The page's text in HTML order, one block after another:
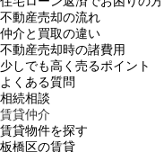
不動産売却の流れ
仲介と買取の違い
不動産売却時の諸費用
少しでも高く売るポイント
よくある質問
相続相談
賃貸仲介
賃貸物件を探す
板橋区の賃貸